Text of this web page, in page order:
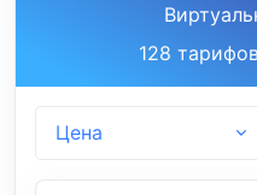
128
Цена